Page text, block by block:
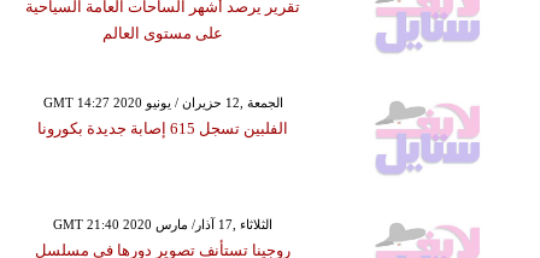
تقرير يرصد أشهر الساحات العامة السياحية
على مستوى العالم
GMT 14:27 2020 الجمعة ,12 حزيران / يونيو
الفلبين تسجل 615 إصابة جديدة بكورونا
GMT 21:40 2020 الثلاثاء ,17 آذار/ مارس
روجينا تستأنف تصوير دورها في مسلسل